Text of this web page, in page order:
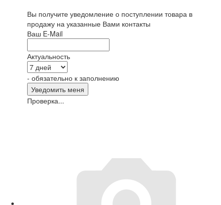
Вы получите уведомление о поступлении товара в
продажу на указанные Вами контакты
Ваш E-Mail
Актуальность
- обязательно к заполнению
Проверка...